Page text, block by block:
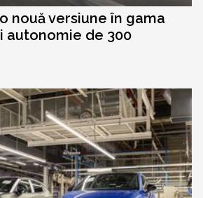
nouă versiune în gama
autonomie de 300